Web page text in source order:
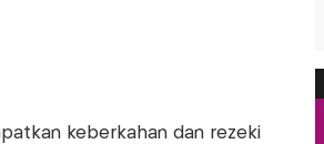
keberkahan dan rezeki